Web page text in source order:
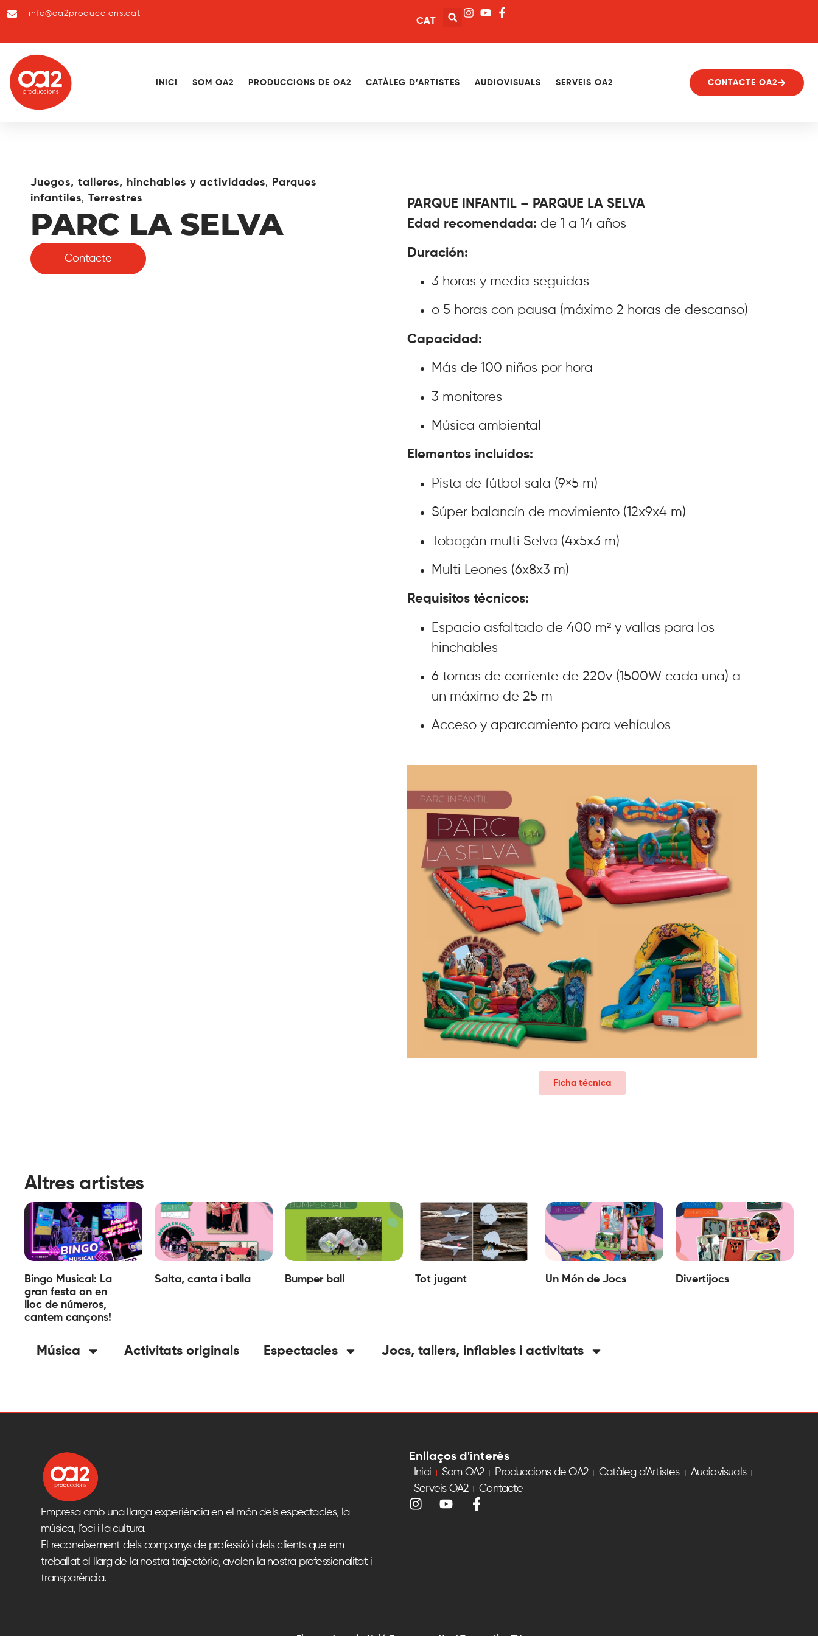
info@oa2produccions.cat
CAT
INICI SOM OA2 PRODUCCIONS DE OA2 CATÀLEG D’ARTISTES AUDIOVISUALS SERVEIS OA2 CONTACTE OA2
Juegos, talleres, hinchables y actividades,
Parques
infantiles,Terrestres
PARC LA SELVA
Contacte
PARQUE INFANTIL – PARQUE LA SELVA
Edad recomendada: de 1 a 14 años
Duración:
3 horas y media seguidas
o 5 horas con pausa (máximo 2 horas de descanso)
Capacidad:
Más de 100 niños por hora
3 monitores
Música ambiental
Elementos incluidos:
Pista de fútbol sala (9×5 m)
Súper balancín de movimiento (12x9x4 m)
Tobogán multi Selva (4x5x3 m)
Multi Leones (6x8x3 m)
Requisitos técnicos:
Espacio asfaltado de 400 m² y vallas para los
hinchables
6 tomas de corriente de 220v (1500W cada una) a
un máximo de 25 m
Acceso y aparcamiento para vehículos
Ficha técnica
Altres artistes
Bingo Musical: La
gran festa on en
lloc de números,
cantem cançons!
Salta, canta i balla Bumper ball Tot jugant Un Món de Jocs Divertijocs
Música Activitats originals Espectacles Jocs, tallers, inflables i activitats
Empresa amb una llarga experiència en el món dels espectacles, la
música, l’oci i la cultura.
El reconeixement dels companys de professió i dels clients que em
treballat al llarg de la nostra trajectòria, avalen la nostra professionalitat i
transparència.
Enllaços d'interès
Inici Som OA2 Produccions de OA2 Catàleg d’Artistes
Audiovisuals
Serveis OA2
Contacte